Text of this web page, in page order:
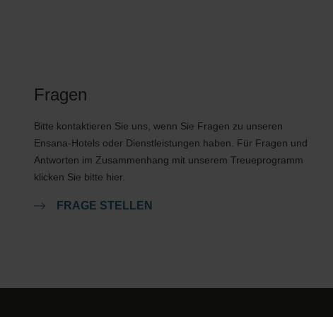
Fragen
Bitte kontaktieren Sie uns, wenn Sie Fragen zu unseren
Ensana-Hotels oder Dienstleistungen haben. Für Fragen und
Antworten im Zusammenhang mit unserem Treueprogramm
klicken Sie bitte hier.
FRAGE STELLEN